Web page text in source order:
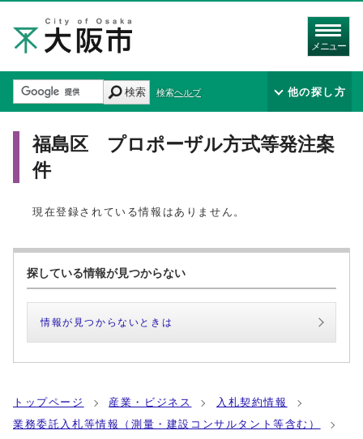
メニュー
検索 検索ヘルプ 他の探し方
福島区 プロポーザル方式等発注案
件
現在登録されている情報はありません。
探している情報が見つからない
情報が見つからないときは
トップページ 産業・ビジネス
入札契約情報
業務委託入札等情報（測量・建設コンサルタント等含む）